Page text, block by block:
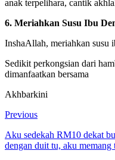
anak terpelihara, cantik
6. Meriahkan Susu Ibu
InshaAllah, meriahkan susu
Sedikit perkongsian dari
dimanfaatkan bersama
Akhbarkini
Previous
Aku sedekah RM10 dekat
dengan duit tu, aku memang